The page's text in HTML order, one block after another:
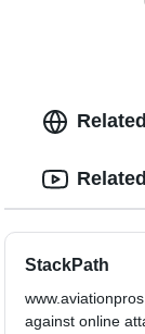
StackPath
against online